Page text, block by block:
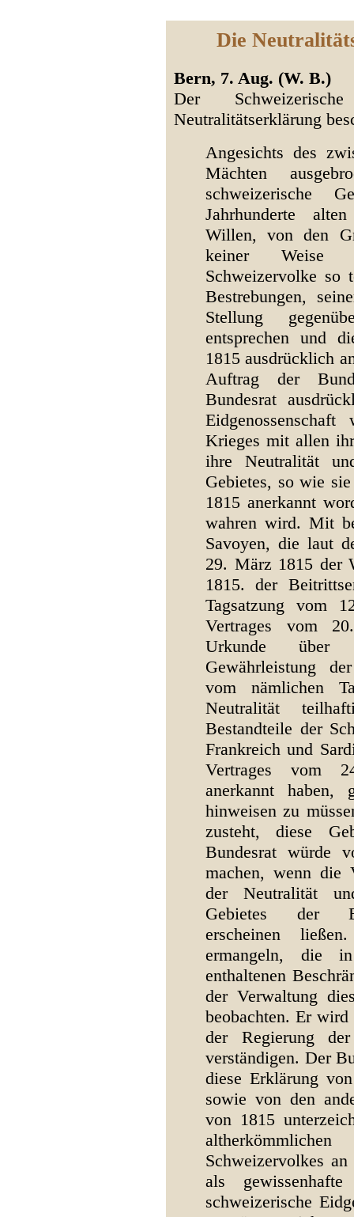
Die
Bern, 7. Aug. (W. B.)
Der
Neutralitätserklärung
Angesichts des
Mächten
schweizerische
Jahrhunderte
Willen, von den
keiner Weise
Schweizervolke so
Bestrebungen,
Stellung
entsprechen und
1815 ausdrücklich
Auftrag der
Bundesrat
Eidgenossenschaft
Krieges mit allen
ihre Neutralität
Gebietes, so wie
1815 anerkannt
wahren wird. Mit
Savoyen, die laut
29. März 1815 der
1815. der
Tagsatzung vom
Vertrages vom
Urkunde über
Gewährleistung
vom nämlichen
Neutralität
Bestandteile der
Frankreich und
Vertrages vom
anerkannt haben,
hinweisen zu
zusteht, diese
Bundesrat würde
machen, wenn die
der Neutralität
Gebietes der
erscheinen
ermangeln, die
enthaltenen
der Verwaltung
beobachten. Er
der Regierung
verständigen. Der
diese Erklärung
sowie von den
von 1815
Schweizervolkes
als
schweizerische